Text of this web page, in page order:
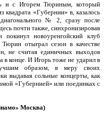
и с Игорем Тюриным, который
«Губернии» в, казалось
№ 2, сразу после
почти также, синхронизировав
новоуренгойский клуб
отыграл сезон в качестве
не считая единичных выходов
конце. И Игорь тоже не ударил в
образом, в меру своих
выдавая сольные концерты, как
«Губернией» или поединках с
Москва)